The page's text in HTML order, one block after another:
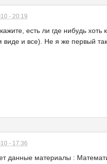
- 20:19
есть ли где нибудь
виде и все). Не я же первый
- 17:36
данные материалы :